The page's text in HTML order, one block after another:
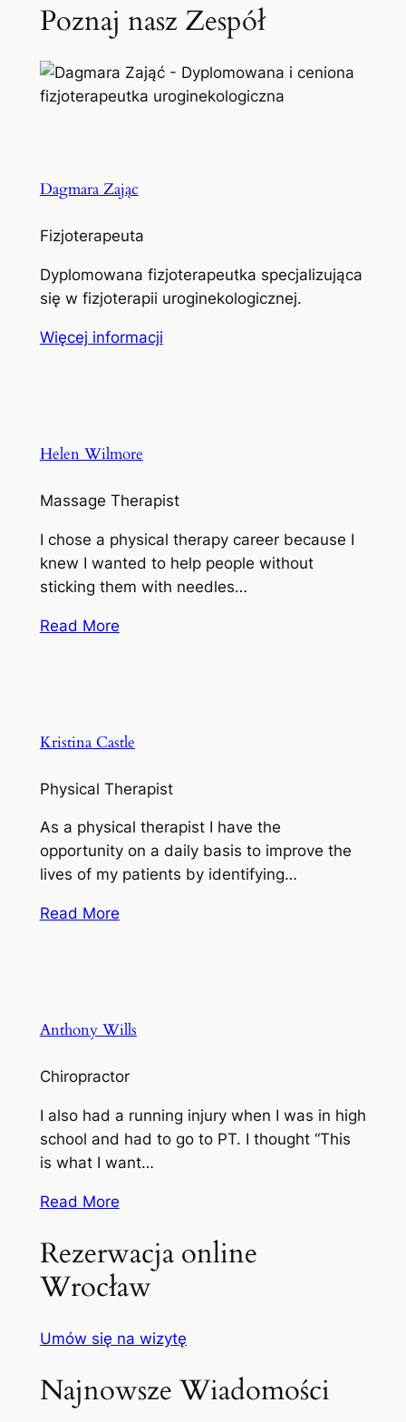
Poznaj nasz Zespół
Dagmara Zając
Fizjoterapeuta
Dyplomowana fizjoterapeutka specjalizująca
się w fizjoterapii uroginekologicznej.
Więcej informacji
Helen Wilmore
Massage Therapist
I chose a physical therapy career because I
knew I wanted to help people without
sticking them with needles…
Read More
Kristina Castle
Physical Therapist
As a physical therapist I have the
opportunity on a daily basis to improve the
lives of my patients by identifying…
Read More
Anthony Wills
Chiropractor
I also had a running injury when I was in high
school and had to go to PT. I thought “This
is what I want…
Read More
Rezerwacja online
Wrocław
Umów się na wizytę
Najnowsze Wiadomości